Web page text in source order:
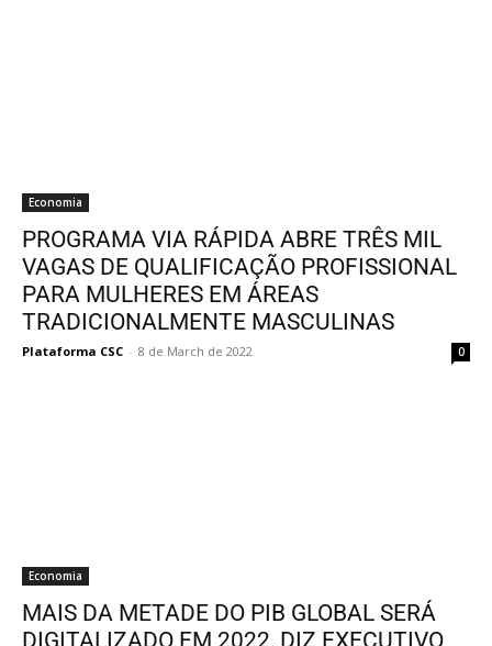
Economia
PROGRAMA VIA RÁPIDA ABRE TRÊS MIL
VAGAS DE QUALIFICAÇÃO PROFISSIONAL
PARA MULHERES EM ÁREAS
TRADICIONALMENTE MASCULINAS
Plataforma CSC - 8 de March de 2022 0
Economia
MAIS DA METADE DO PIB GLOBAL SERÁ
DIGITALIZADO EM 2022, DIZ EXECUTIVO